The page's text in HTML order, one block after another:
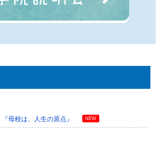
母校は、人生の原点』 NEW